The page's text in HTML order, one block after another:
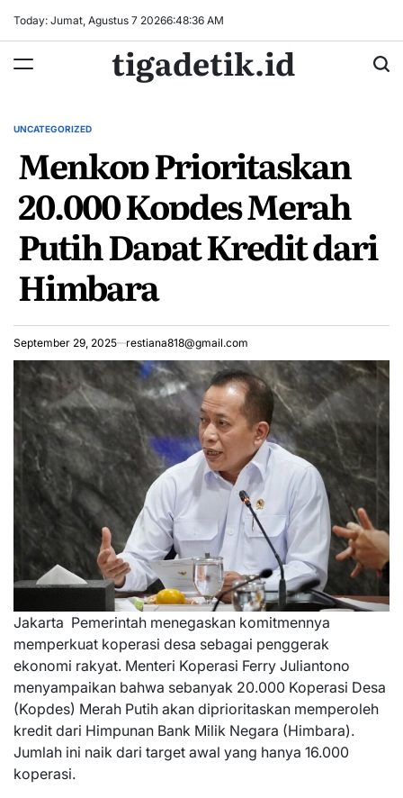
Today: Jumat, Agustus 7 20266:48:37 AM
tigadetik.id
POSTED
UNCATEGORIZED
Menkop Prioritaskan
20.000 Kopdes Merah
Putih Dapat Kredit dari
Himbara
September 29, 2025 restiana818@gmail.com
Jakarta  Pemerintah menegaskan komitmennya
memperkuat koperasi desa sebagai penggerak
ekonomi rakyat. Menteri Koperasi Ferry Juliantono
menyampaikan bahwa sebanyak 20.000 Koperasi Desa
(Kopdes) Merah Putih akan diprioritaskan memperoleh
kredit dari Himpunan Bank Milik Negara (Himbara).
Jumlah ini naik dari target awal yang hanya 16.000
koperasi.